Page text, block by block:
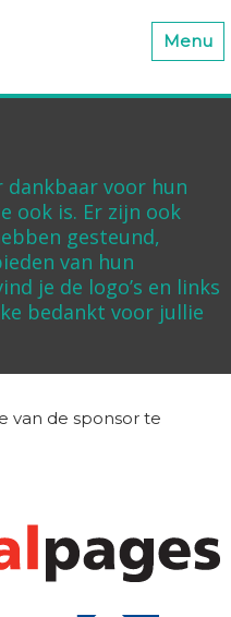
Menu
dankbaar voor hun
ook is. Er zijn ook
gesteund,
van hun
je de logo’s en links
bedankt voor jullie
van de sponsor te